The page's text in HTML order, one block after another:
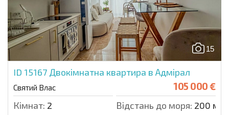
15
ID 15167 Двокімнатна квартира в Адмірал
Святий Влас 105 000 €
Кімнат: 2 Відстань до моря: 200 м.